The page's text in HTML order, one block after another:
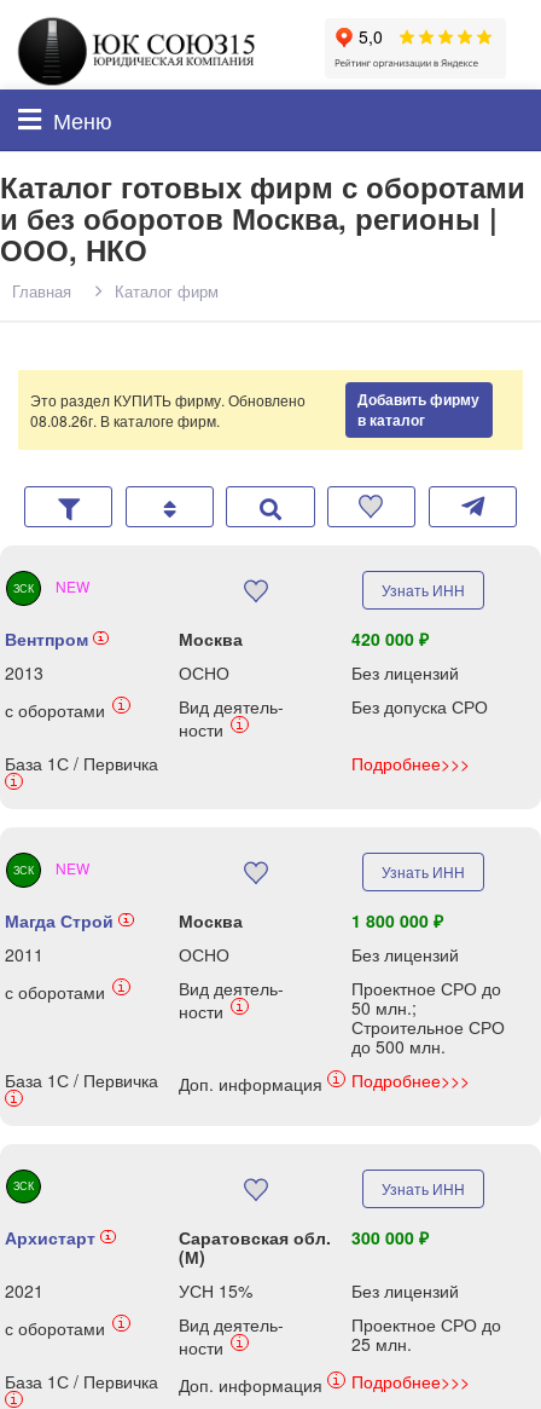
Меню
Каталог готовых фирм с оборотами
и без оборотов Москва, регионы |
ООО, НКО
Главная Каталог фирм
Это раздел КУПИТЬ фирму. Обновлено
08.08.26г. В каталоге фирм.
Добавить фирму
в каталог
ЗСК NEW Узнать ИНН
Вентпром i Москва
420 000 ₽
2013
ОСНО
Без лицензий
с оборотами
i
Вид деятель-
ности
i
Без допуска СРО
База 1С / Первичка
i
Подробнее>>>
ЗСК NEW Узнать ИНН
Магда Строй i Москва
1 800 000 ₽
2011
ОСНО
Без лицензий
с оборотами
i
Вид деятель-
ности
i
Проектное СРО до
50 млн.;
Строительное СРО
до 500 млн.
База 1С / Первичка
i
Доп. информация i Подробнее>>>
ЗСК Узнать ИНН
Архистарт i
Саратовская обл.
(М)
300 000 ₽
2021 УСН 15%
Без лицензий
с оборотами
i
Вид деятель-
ности
i
Проектное СРО до
25 млн.
База 1С / Первичка
i
Доп. информация i Подробнее>>>